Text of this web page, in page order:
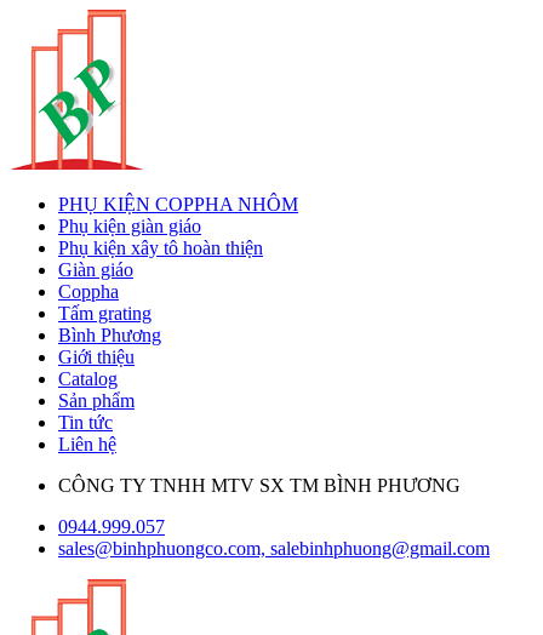
PHỤ KIỆN COPPHA NHÔM
Phụ kiện giàn giáo
Phụ kiện xây tô hoàn thiện
Giàn giáo
Coppha
Tấm grating
Bình Phương
Giới thiệu
Catalog
Sản phẩm
Tin tức
Liên hệ
CÔNG TY TNHH MTV SX TM BÌNH PHƯƠNG
0944.999.057
sales@binhphuongco.com, salebinhphuong@gmail.com